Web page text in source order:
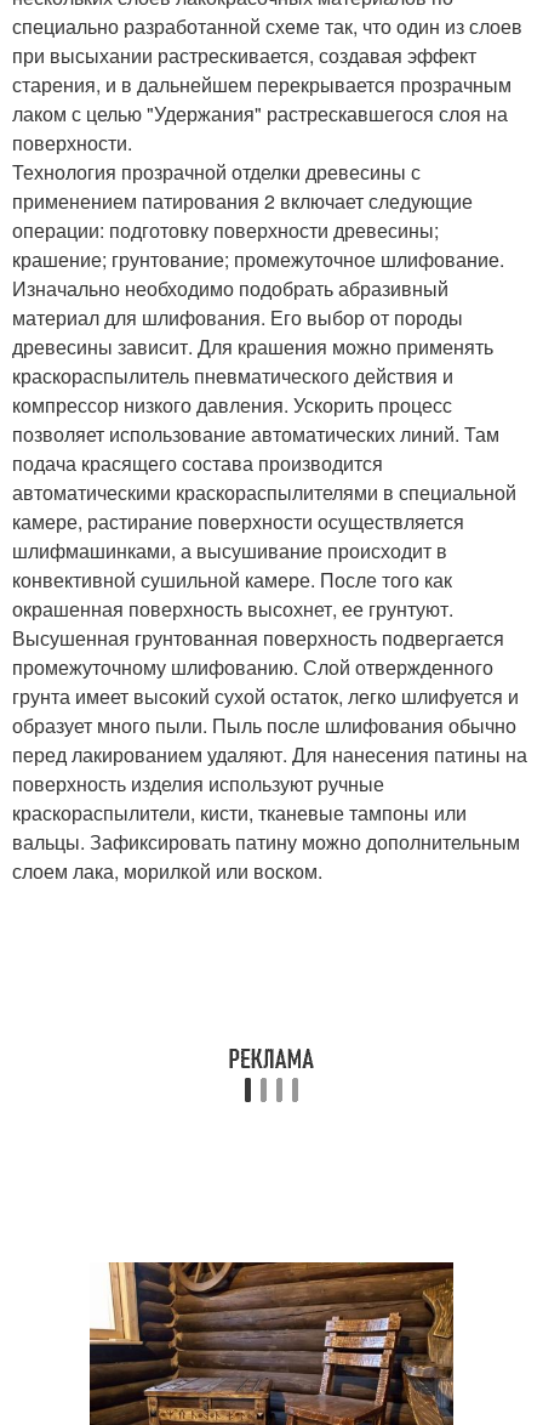
специально разработанной схеме так, что один из слоев
при высыхании растрескивается, создавая эффект
старения, и в дальнейшем перекрывается прозрачным
лаком с целью "Удержания" растрескавшегося слоя на
поверхности.
Технология прозрачной отделки древесины с
применением патирования 2 включает следующие
операции: подготовку поверхности древесины;
крашение; грунтование; промежуточное шлифование.
Изначально необходимо подобрать абразивный
материал для шлифования. Его выбор от породы
древесины зависит. Для крашения можно применять
краскораспылитель пневматического действия и
компрессор низкого давления. Ускорить процесс
позволяет использование автоматических линий. Там
подача красящего состава производится
автоматическими краскораспылителями в специальной
камере, растирание поверхности осуществляется
шлифмашинками, а высушивание происходит в
конвективной сушильной камере. После того как
окрашенная поверхность высохнет, ее грунтуют.
Высушенная грунтованная поверхность подвергается
промежуточному шлифованию. Слой отвержденного
грунта имеет высокий сухой остаток, легко шлифуется и
образует много пыли. Пыль после шлифования обычно
перед лакированием удаляют. Для нанесения патины на
поверхность изделия используют ручные
краскораспылители, кисти, тканевые тампоны или
вальцы. Зафиксировать патину можно дополнительным
слоем лака, морилкой или воском.